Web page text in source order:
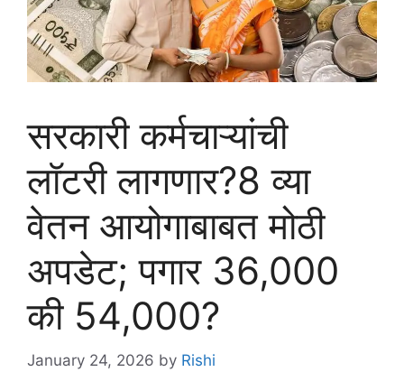
सरकारी कर्मचाऱ्यांची
लॉटरी लागणार?8 व्या
वेतन आयोगाबाबत मोठी
अपडेट; पगार 36,000
की 54,000?
January 24, 2026 by Rishi